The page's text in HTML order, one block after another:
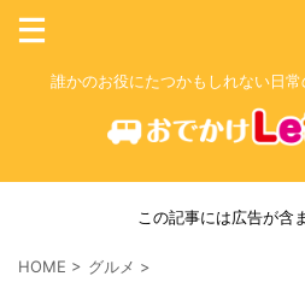
誰かのお役にたつかもしれない日
この記事には広告が含
HOME > グルメ >